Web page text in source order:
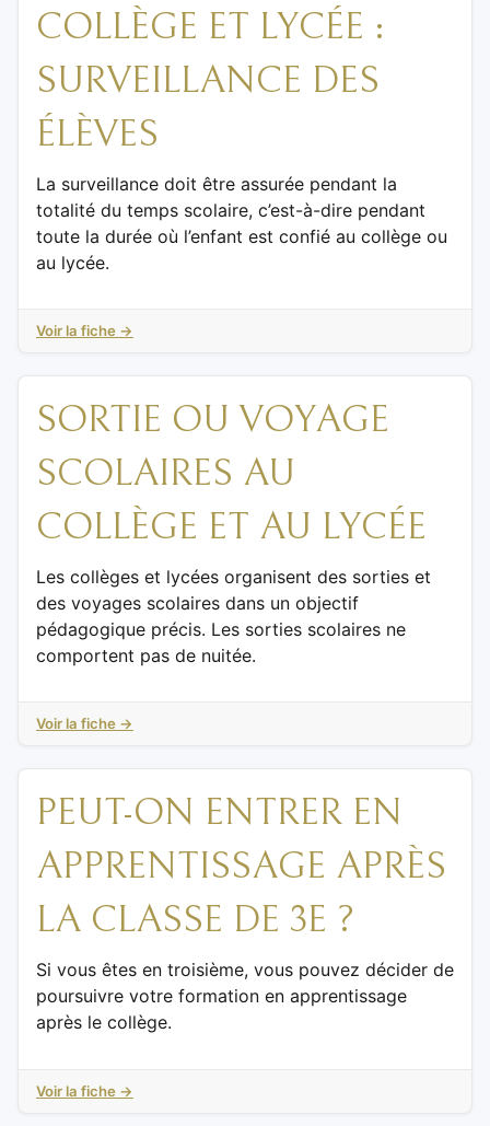
COLLÈGE ET LYCÉE :
SURVEILLANCE DES
ÉLÈVES
La surveillance doit être assurée pendant la
totalité du temps scolaire, c’est-à-dire pendant
toute la durée où l’enfant est confié au collège ou
au lycée.
Voir la fiche →
SORTIE OU VOYAGE
SCOLAIRES AU
COLLÈGE ET AU LYCÉE
Les collèges et lycées organisent des sorties et
des voyages scolaires dans un objectif
pédagogique précis. Les sorties scolaires ne
comportent pas de nuitée.
Voir la fiche →
PEUT-ON ENTRER EN
APPRENTISSAGE APRÈS
LA CLASSE DE 3E ?
Si vous êtes en troisième, vous pouvez décider de
poursuivre votre formation en apprentissage
après le collège.
Voir la fiche →